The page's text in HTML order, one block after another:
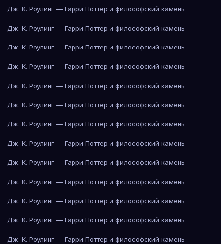
Дж. К. Роулинг — Гарри Поттер и философский камень
Дж. К. Роулинг — Гарри Поттер и философский камень
Дж. К. Роулинг — Гарри Поттер и философский камень
Дж. К. Роулинг — Гарри Поттер и философский камень
Дж. К. Роулинг — Гарри Поттер и философский камень
Дж. К. Роулинг — Гарри Поттер и философский камень
Дж. К. Роулинг — Гарри Поттер и философский камень
Дж. К. Роулинг — Гарри Поттер и философский камень
Дж. К. Роулинг — Гарри Поттер и философский камень
Дж. К. Роулинг — Гарри Поттер и философский камень
Дж. К. Роулинг — Гарри Поттер и философский камень
Дж. К. Роулинг — Гарри Поттер и философский камень
Дж. К. Роулинг — Гарри Поттер и философский камень